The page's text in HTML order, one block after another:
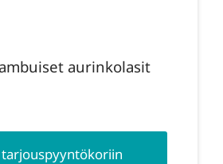
aurinkolasit
tarjouspyyntökoriin